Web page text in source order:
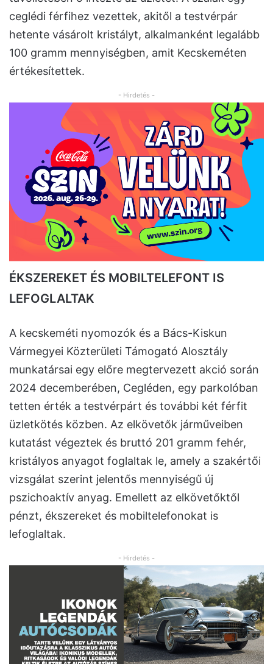
ceglédi férfihez vezettek, akitől a testvérpár
hetente vásárolt kristályt, alkalmanként legalább
100 gramm mennyiségben, amit Kecskeméten
értékesítettek.
- Hirdetés -
ÉKSZEREKET ÉS MOBILTELEFONT IS
LEFOGLALTAK
A kecskeméti nyomozók és a Bács-Kiskun
Vármegyei Közterületi Támogató Alosztály
munkatársai egy előre megtervezett akció során
2024 decemberében, Cegléden, egy parkolóban
tetten érték a testvérpárt és további két férfit
üzletkötés közben. Az elkövetők járműveiben
kutatást végeztek és bruttó 201 gramm fehér,
kristályos anyagot foglaltak le, amely a szakértői
vizsgálat szerint jelentős mennyiségű új
pszichoaktív anyag. Emellett az elkövetőktől
pénzt, ékszereket és mobiltelefonokat is
lefoglaltak.
- Hirdetés -